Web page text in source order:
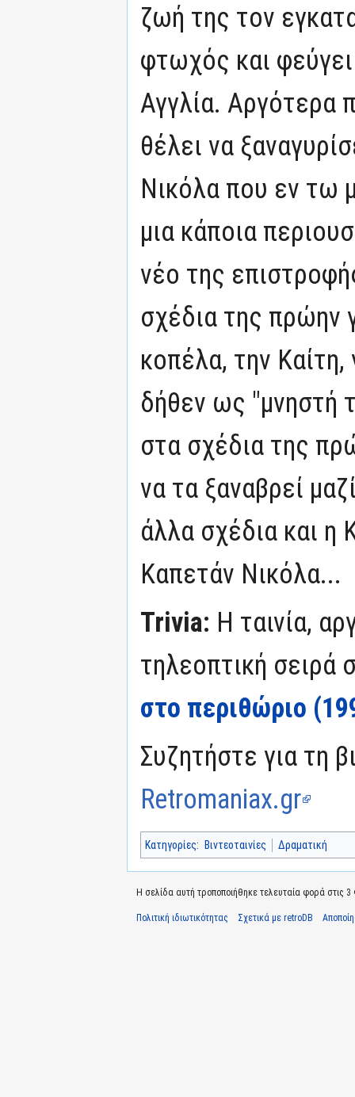
ζωή της τον
φτωχός και
Αγγλία. Αργότερα
θέλει να
Νικόλα που εν τω
μια κάποια
νέο της
σχέδια της πρώην
κοπέλα, την Καίτη,
δήθεν ως "μνηστή
στα σχέδια της
να τα ξαναβρεί
άλλα σχέδια και η
Καπετάν Νικόλα...
Trivia: Η ταινία,
τηλεοπτική σειρά
στο περιθώριο
Συζητήστε για τη
Retromaniax.gr
Κατηγορίες: Βιντεοταινίες Δραματική
Η σελίδα αυτή τροποποιήθηκε τελευταία φορά στις
Πολιτική ιδιωτικότητας Σχετικά με retroDB